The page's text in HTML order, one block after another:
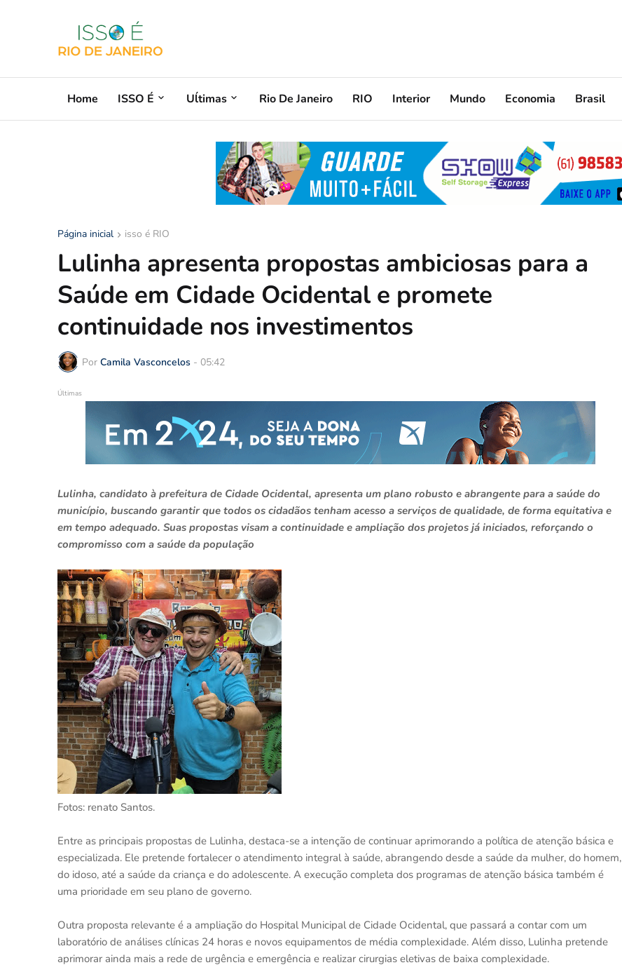
Home ISSO É Uĺtimas Rio De Janeiro RIO Interior Mundo Economia Brasil
Página inicial isso é RIO
Lulinha apresenta propostas ambiciosas para a
Saúde em Cidade Ocidental e promete
continuidade nos investimentos
Por Camila Vasconcelos - 05:42
Últimas
Lulinha, candidato à prefeitura de Cidade Ocidental, apresenta um plano robusto e abrangente para a saúde do
município, buscando garantir que todos os cidadãos tenham acesso a serviços de qualidade, de forma equitativa e
em tempo adequado. Suas propostas visam a continuidade e ampliação dos projetos já iniciados, reforçando o
compromisso com a saúde da população
Fotos: renato Santos.
Entre as principais propostas de Lulinha, destaca-se a intenção de continuar aprimorando a política de atenção básica e
especializada. Ele pretende fortalecer o atendimento integral à saúde, abrangendo desde a saúde da mulher, do homem,
do idoso, até a saúde da criança e do adolescente. A execução completa dos programas de atenção básica também é
uma prioridade em seu plano de governo.
Outra proposta relevante é a ampliação do Hospital Municipal de Cidade Ocidental, que passará a contar com um
laboratório de análises clínicas 24 horas e novos equipamentos de média complexidade. Além disso, Lulinha pretende
aprimorar ainda mais a rede de urgência e emergência e realizar cirurgias eletivas de baixa complexidade.